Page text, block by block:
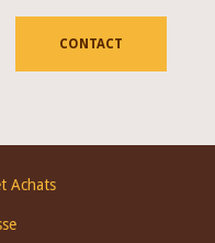
CONTACT
Achats